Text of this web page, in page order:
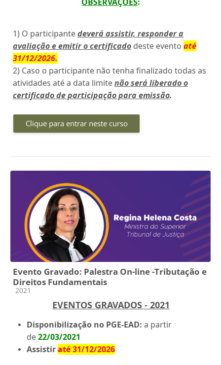
1) O participantedeverá assistir, responder a
avaliação e emitir o certificado deste evento até
31/12/2026.
2) Caso o participante não tenha finalizado todas as
atividades até a data limitenão será liberado o
certificado de participação para emissão.
Clique para entrar neste curso
Evento Gravado: Palestra On-line -Tributação e
Direitos Fundamentais
Categoria do curso
2021
EVENTOS GRAVADOS - 2021
Disponibilização no PGE-EAD: a partir
de22/03/2021
Assistiraté 31/12/2026